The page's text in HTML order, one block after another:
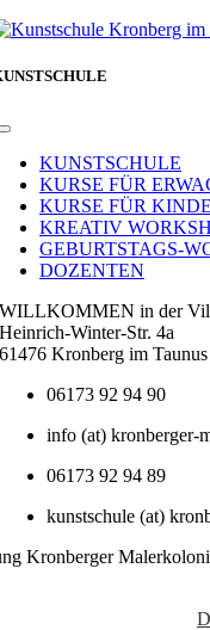
Toggle
NavigationKUNSTSCHULE
KURSE FÜR
KURSE FÜR
KREATIV
GEBURTSTAGS-
DOZENTEN
WILLKOMMEN in der
Heinrich-Winter-Str. 4a
61476 Kronberg im Taunus
06173 92 94 90
info (at) kronberger-
06173 92 94 89
kunstschule (at)
Kronberger